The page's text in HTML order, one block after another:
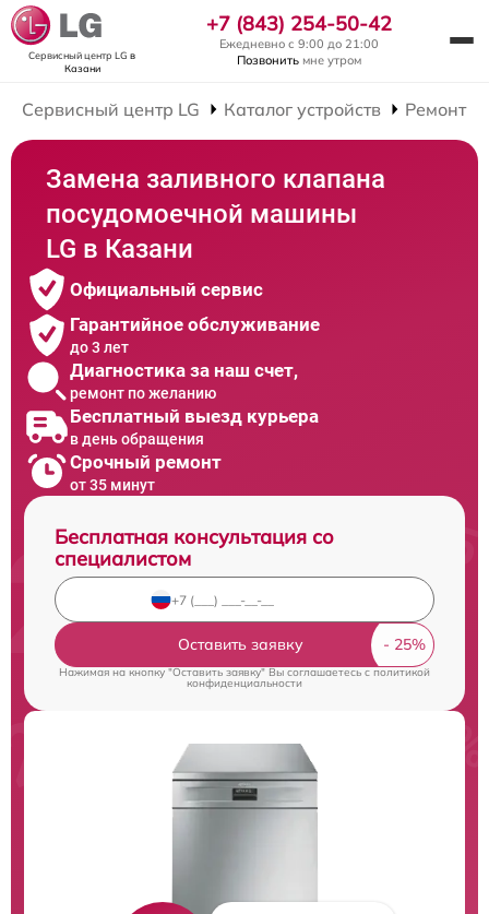
Сервисный центр LG в
Казани
+7 (843) 254-50-42
Ежедневно с 9:00 до 21:00
Позвонить мне утром
Сервисный центр LG Каталог устройств Ремонт
Замена заливного клапана
посудомоечной машины
LG в Казани
Официальный сервис
Гарантийное обслуживание
до 3 лет
Диагностика за наш счет,
ремонт по желанию
Бесплатный выезд курьера
в день обращения
Срочный ремонт
от 35 минут
Бесплатная консультация со
специалистом
Оставить заявку
Нажимая на кнопку "Оставить заявку" Вы соглашаетесь cполитикой
конфиденциальности